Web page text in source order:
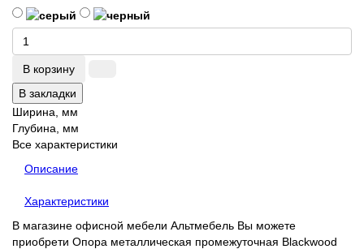
В корзину
В закладки
Ширина, мм
Глубина, мм
Все характеристики
Описание
Характеристики
В магазине офисной мебели Альтмебель Вы можете
приобрети Опора металлическая промежуточная Blackwood